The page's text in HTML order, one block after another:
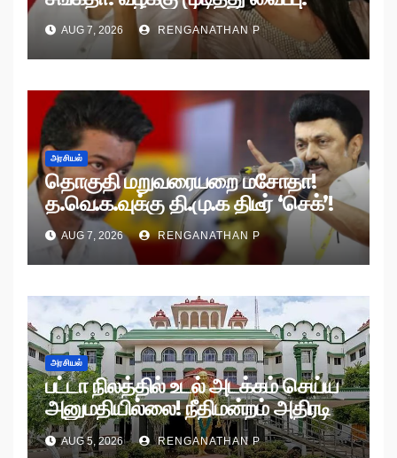
AUG 7, 2026 RENGANATHAN P
அரசியல்
தொகுதி மறுவரையறை மசோதா!
த.வெ.க.வுக்கு தி.மு.க திடீர் ‘செக்’!
AUG 7, 2026 RENGANATHAN P
அரசியல்
பட்டா நிலத்தில் உடல் அடக்கம் செய்ய
அனுமதியில்லை! நீதிமன்றம் அதிரடி
உத்தரவு!
AUG 5, 2026 RENGANATHAN P